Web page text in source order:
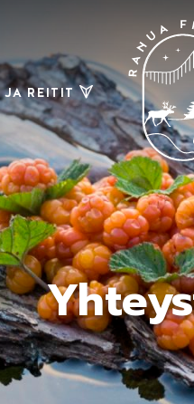
JA REITIT
ja pyöräily
ja
kalastus